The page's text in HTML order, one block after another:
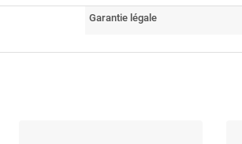
Garantie légale